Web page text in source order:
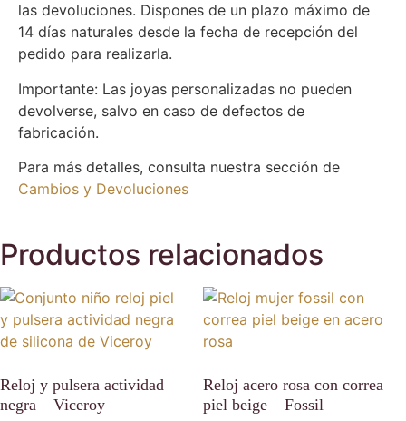
las devoluciones. Dispones de un plazo máximo de
14 días naturales desde la fecha de recepción del
pedido para realizarla.
Importante: Las joyas personalizadas no pueden
devolverse, salvo en caso de defectos de
fabricación.
Para más detalles, consulta nuestra sección de
Cambios y Devoluciones
Productos relacionados
Reloj y pulsera actividad
negra – Viceroy
Reloj acero rosa con correa
piel beige – Fossil